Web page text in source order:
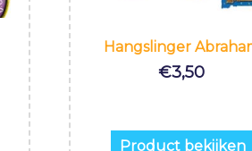
Hangslinger
€3,50
Product bekijken